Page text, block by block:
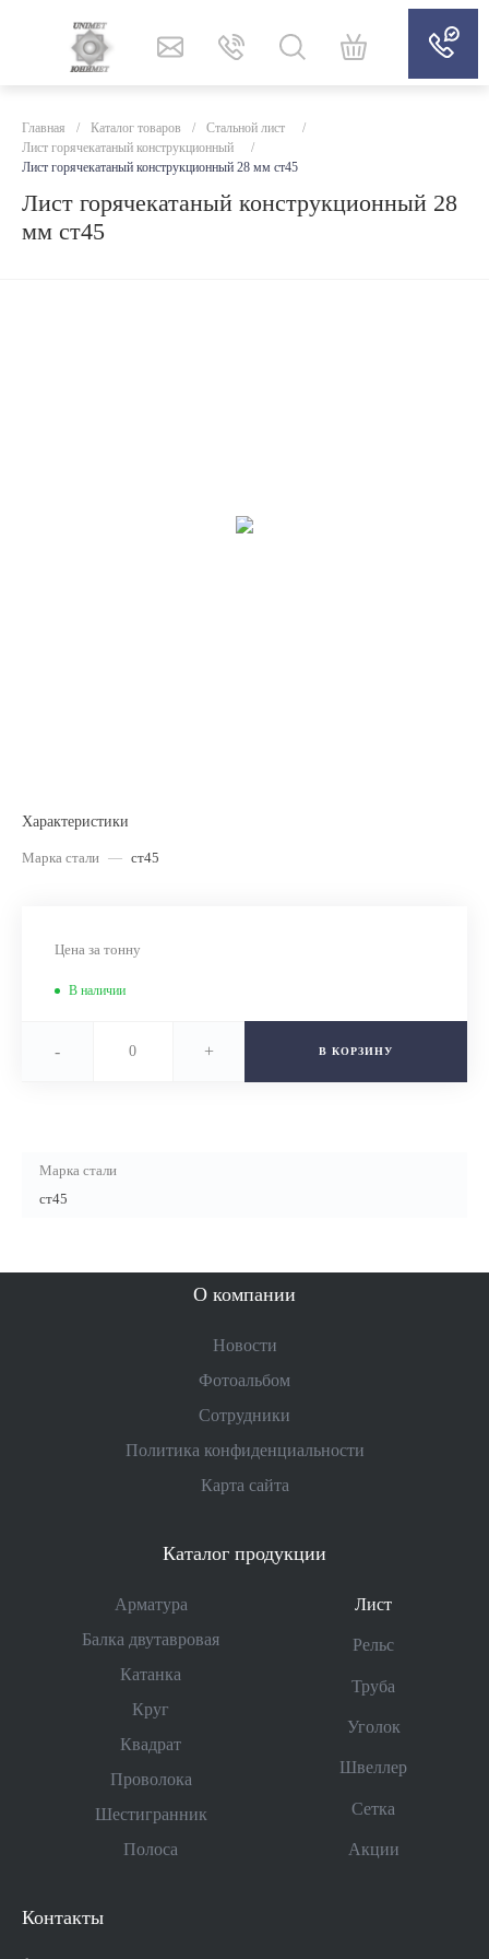
Главная / Каталог товаров / Стальной лист
/
Лист горячекатаный конструкционный
/
Лист горячекатаный конструкционный 28 мм ст45
Лист горячекатаный конструкционный 28
мм ст45
Характеристики
Марка стали — ст45
Цена за тонну
В наличии
- + В КОРЗИНУ
Марка стали
ст45
О компании
Новости
Фотоальбом
Сотрудники
Политика конфиденциальности
Карта сайта
Каталог продукции
Арматура
Балка двутавровая
Катанка
Круг
Квадрат
Проволока
Шестигранник
Полоса
Лист
Рельс
Труба
Уголок
Швеллер
Сетка
Акции
Контакты